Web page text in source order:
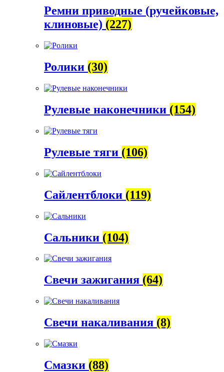
Ремни приводные (ручейковые,
клиновые) (227)
Ролики (30)
Рулевые наконечники (154)
Рулевые тяги (106)
Сайлентблоки (119)
Сальники (104)
Свечи зажигания (64)
Свечи накаливания (8)
Смазки (88)